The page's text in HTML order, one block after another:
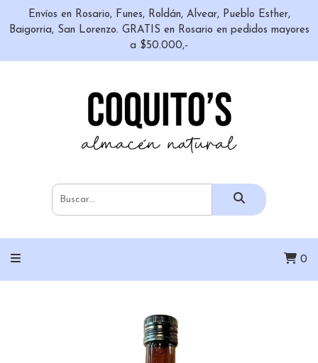
Envíos en Rosario, Funes, Roldán, Alvear, Pueblo Esther,
Baigorria, San Lorenzo. GRATIS en Rosario en pedidos mayores
a $50.000,-
0